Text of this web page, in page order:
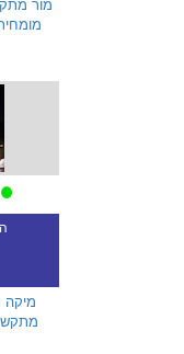
מור
מומחית
מיקה